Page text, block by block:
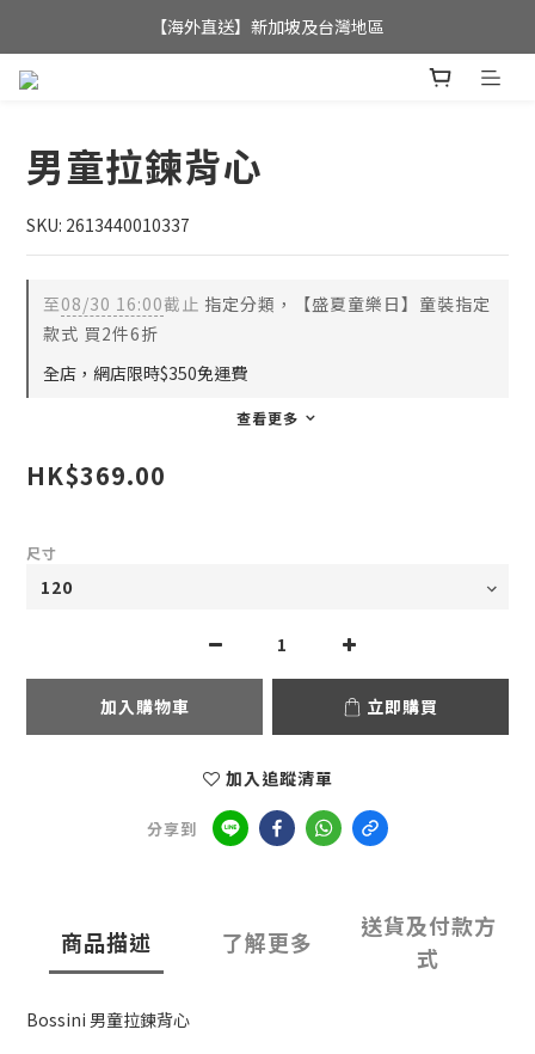
全店滿$350，即可享港澳地區免運費;
【海外直送】新加坡及台灣地區
男童拉鍊背心
SKU: 2613440010337
至08/30 16:00截止 指定分類，【盛夏童樂日】童裝指定
款式 買2件6折
全店，網店限時$350免運費
查看更多
HK$369.00
尺寸
加入購物車 立即購買
加入追蹤清單
分享到
商品描述 了解更多
送貨及付款方
式
Bossini 男童拉鍊背心